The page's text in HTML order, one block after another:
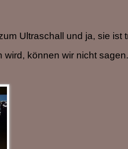
Ultraschall und ja, sie ist
wird, können wir nicht